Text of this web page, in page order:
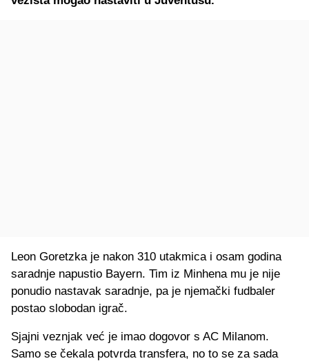
Leon Goretzka je nakon 310 utakmica i osam godina
saradnje napustio Bayern. Tim iz Minhena mu je nije
ponudio nastavak saradnje, pa je njemački fudbaler
postao slobodan igrač.
Sjajni veznjak već je imao dogovor s AC Milanom.
Samo se čekala potvrda transfera, no to se za sada